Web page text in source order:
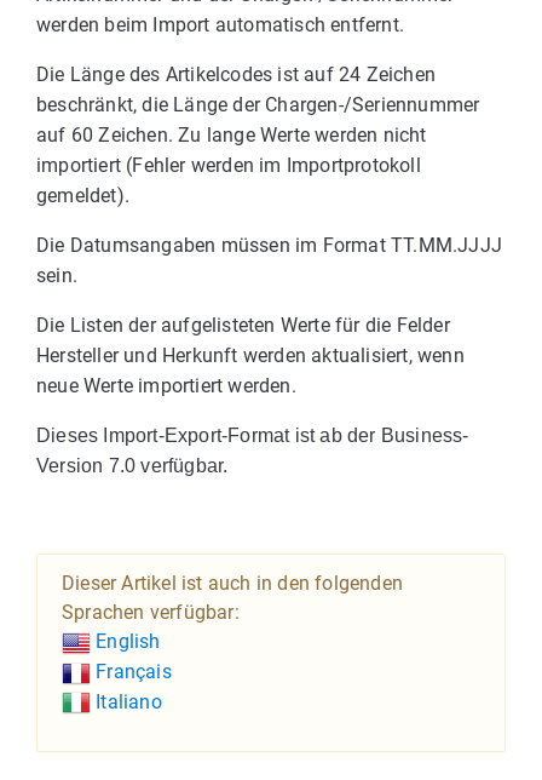
werden beim Import automatisch entfernt.
Die Länge des Artikelcodes ist auf 24 Zeichen
beschränkt, die Länge der Chargen-/Seriennummer
auf 60 Zeichen. Zu lange Werte werden nicht
importiert (Fehler werden im Importprotokoll
gemeldet).
Die Datumsangaben müssen im Format TT.MM.JJJJ
sein.
Die Listen der aufgelisteten Werte für die Felder
Hersteller und Herkunft werden aktualisiert, wenn
neue Werte importiert werden.
Dieses Import-Export-Format ist ab der Business-
Version 7.0 verfügbar.
Dieser Artikel ist auch in den folgenden
Sprachen verfügbar:
English
Français
Italiano